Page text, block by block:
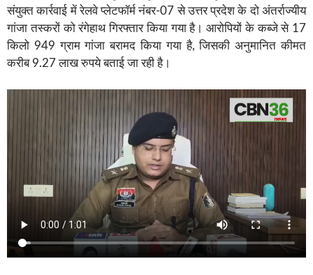
संयुक्त कार्रवाई में रेलवे प्लेटफॉर्म नंबर-07 से उत्तर प्रदेश के दो अंतर्राज्यीय
गांजा तस्करों को रंगेहाथ गिरफ्तार किया गया है। आरोपियों के कब्जे से 17
किलो 949 ग्राम गांजा बरामद किया गया है, जिसकी अनुमानित कीमत
करीब 9.27 लाख रुपये बताई जा रही है।